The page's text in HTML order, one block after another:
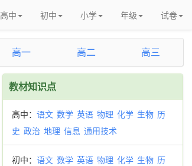
高中 初中 小学 年级 试卷
高一 高二 高三
教材知识点
高中： 语文 数学 英语 物理 化学 生物 历
史 政治 地理 信息 通用技术
初中： 语文 数学 英语 物理 化学 生物 历